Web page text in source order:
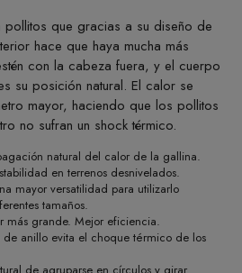
que gracias a su diseño de
hace que haya mucha más
con la cabeza fuera, y el cuerpo
su posición natural. El calor se
mayor, haciendo que los pollitos
no sufran un shock térmico.
natural del calor de la gallina.
en terrenos desnivelados.
mayor versatilidad para utilizarlo
tamaños.
más grande. Mejor eficiencia.
anillo evita el choque térmico de los
de agruparse en círculos y girar